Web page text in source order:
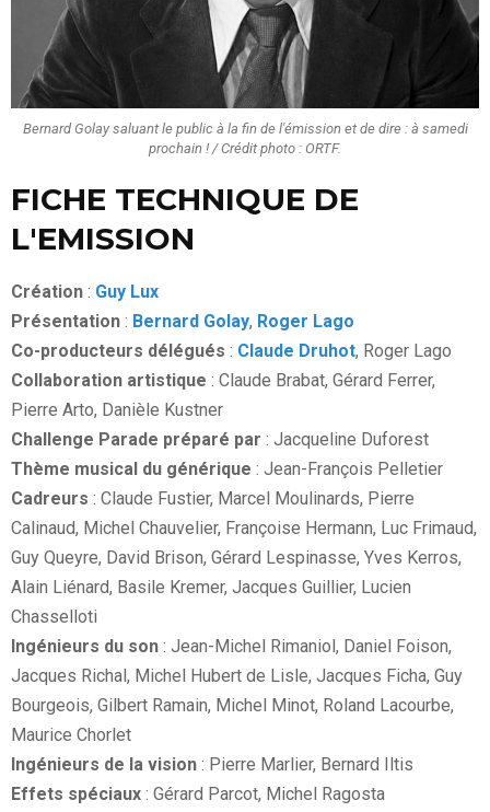
Bernard Golay saluant le public à la fin de l'émission et de dire : à samedi
prochain ! / Crédit photo : ORTF.
FICHE TECHNIQUE DE
L'EMISSION
Création : Guy Lux
Présentation : Bernard Golay, Roger Lago
Co-producteurs délégués : Claude Druhot, Roger Lago
Collaboration artistique : Claude Brabat, Gérard Ferrer,
Pierre Arto, Danièle Kustner
Challenge Parade préparé par : Jacqueline Duforest
Thème musical du générique : Jean-François Pelletier
Cadreurs : Claude Fustier, Marcel Moulinards, Pierre
Calinaud, Michel Chauvelier, Françoise Hermann, Luc Frimaud,
Guy Queyre, David Brison, Gérard Lespinasse, Yves Kerros,
Alain Liénard, Basile Kremer, Jacques Guillier, Lucien
Chasselloti
Ingénieurs du son : Jean-Michel Rimaniol, Daniel Foison,
Jacques Richal, Michel Hubert de Lisle, Jacques Ficha, Guy
Bourgeois, Gilbert Ramain, Michel Minot, Roland Lacourbe,
Maurice Chorlet
Ingénieurs de la vision : Pierre Marlier, Bernard Iltis
Effets spéciaux : Gérard Parcot, Michel Ragosta